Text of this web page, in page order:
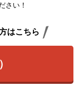
さい！
はこちら